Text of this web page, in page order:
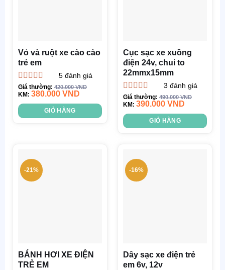
Vỏ và ruột xe cào cào
trẻ em
Được xếp
hạng5.005
sao
5đánh giá
Giá thường:420.000VND
KM: 380.000 VND
GIỎ HÀNG
Cục sạc xe xuồng
điện 24v, chui to
22mmx15mm
Được xếp
hạng5.005
sao
3 đánh giá
Giá thường:490.000VND
KM: 390.000 VND
GIỎ HÀNG
-21%
BÁNH HƠI XE ĐIỆN
TRẺ EM
-16%
Dây sạc xe điện trẻ
em 6v, 12v